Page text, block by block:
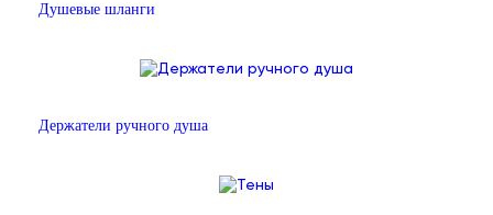
Душевые шланги
Держатели ручного душа